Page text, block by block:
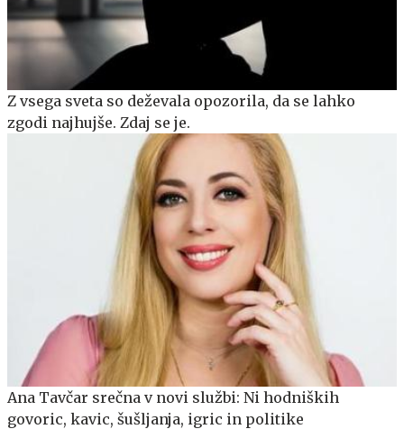
Z vsega sveta so deževala opozorila, da se lahko
zgodi najhujše. Zdaj se je.
Ana Tavčar srečna v novi službi: Ni hodniških
govoric, kavic, šušljanja, igric in politike